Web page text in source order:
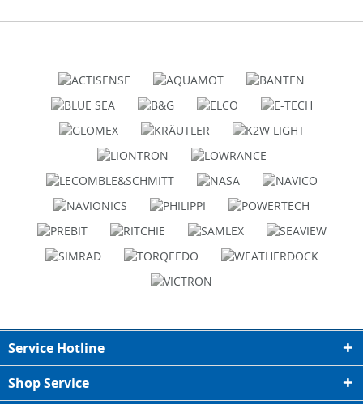
Service Hotline
Shop Service